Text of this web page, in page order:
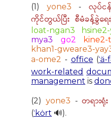
(1) yone3 - လုပ်င
ကိုင်တွယ်ပြီး စီမံခန့်ခွဲ
loat-ngan3 hsine2-
mya3
go2 kine2-
khan1-gweare3-
a-ome2 - office (ˈä-
work-related
management is
(2) yone3 -တရားရုံး
(ˈkȯrt 🔊).